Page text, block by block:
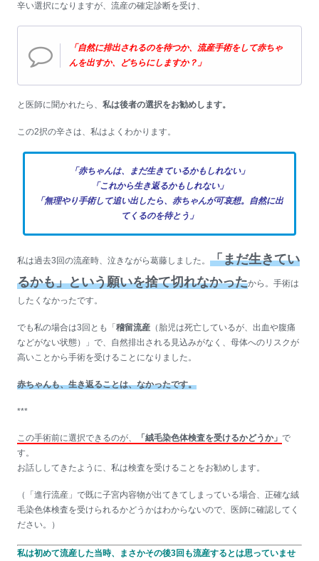
辛い選択になりますが、流産の確定診断を受け、
「自然に排出されるのを待つか、流産手術をして赤ちゃ
んを出すか、どちらにしますか？」
と医師に聞かれたら、 私は後者の選択をお勧めします。
この2択の辛さは、私はよくわかります。
「赤ちゃんは、まだ生きているかもしれない」
「これから生き返るかもしれない」
「無理やり手術して追い出したら、赤ちゃんが可哀想。自然に出
てくるのを待とう」
私は過去3回の流産時、泣きながら葛藤しました。 「まだ生きてい
るかも」という願いを捨て切れなかったから。手術は
したくなかったです。
でも私の場合は3回とも「 稽留流産 （胎児は死亡しているが、出血や腹痛
などがない状態）」で、自然排出される見込みがなく、母体へのリスクが
高いことから手術を受けることになりました。
赤ちゃんも、生き返ることは、なかったです。
***
この手術前に選択できるのが、 「絨毛染色体検査を受けるかどうか」 で
す。
お話ししてきたように、私は検査を受けることをお勧めします。
（「進行流産」で既に子宮内容物が出てきてしまっている場合、正確な絨
毛染色体検査を受けられるかどうかはわからないので、医師に確認してく
ださい。）
私は初めて流産した当時、まさかその後3回も流産するとは思っていませ